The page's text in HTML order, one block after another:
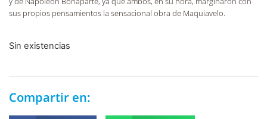
sus propios pensamientos la sensacional obra de Maquiavelo.
Sin existencias
Compartir en: